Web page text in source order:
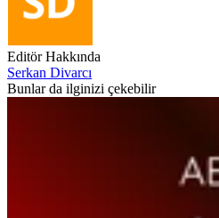
Editör Hakkında
Serkan Divarcı
Bunlar da ilginizi çekebilir